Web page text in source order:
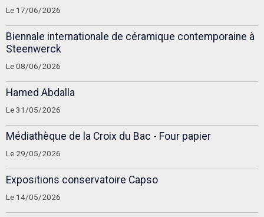
Le 17/06/2026
Biennale internationale de céramique contemporaine à
Steenwerck
Le 08/06/2026
Hamed Abdalla
Le 31/05/2026
Médiathèque de la Croix du Bac - Four papier
Le 29/05/2026
Expositions conservatoire Capso
Le 14/05/2026